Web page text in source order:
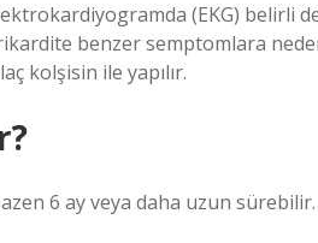
(EKG) belirli
benzer semptomlara
kolşisin ile yapılır.
6 ay veya daha uzun sürebilir.